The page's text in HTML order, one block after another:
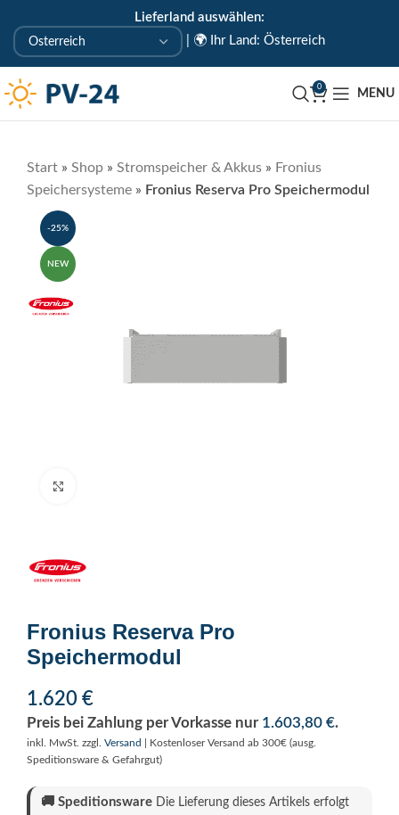
Lieferland auswählen:
🌍 Ihr Land: Österreich
0
MENU
Start » Shop » Stromspeicher & Akkus » Fronius
Speichersysteme » Fronius Reserva Pro Speichermodul
-25%
NEW
Fronius Reserva Pro
Speichermodul
1.620 €
Preis bei Zahlung per Vorkasse nur 1.603,80 €.
inkl. MwSt. zzgl. Versand
| Kostenloser Versand ab 300€ (ausg.
Speditionsware & Gefahrgut)
🚚 Speditionsware Die Lieferung dieses Artikels erfolgt
KOSTENLOSE ABHOLUNG IN UNSEREM ABHOLLAGER
🇦🇹 Uderns/Zillertal/Tirol